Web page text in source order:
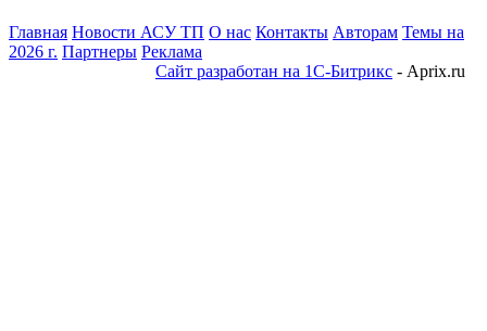
Главная Новости АСУ ТП О нас Контакты Авторам Темы на
2026 г. Партнеры Реклама
Сайт разработан на 1С-Битрикс - Aprix.ru